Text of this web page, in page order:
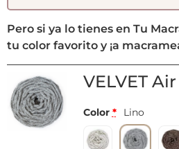
Pero si ya lo tienes en Tu
tu color favorito y ¡a
VELVET
Color * Lino